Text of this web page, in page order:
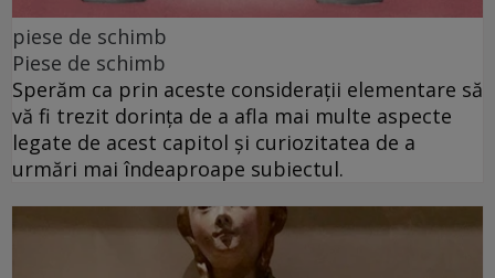
piese de schimb
Piese de schimb
Sperăm ca prin aceste considerații elementare să
vă fi trezit dorința de a afla mai multe aspecte
legate de acest capitol și curiozitatea de a
urmări mai îndeaproape subiectul.